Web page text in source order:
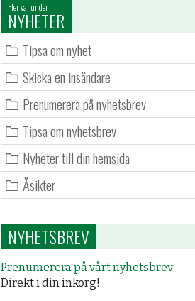
Fler val under
NYHETER
Tipsa om nyhet
Skicka en insändare
Prenumerera på nyhetsbrev
Tipsa om nyhetsbrev
Nyheter till din hemsida
Åsikter
NYHETSBREV
Prenumerera på vårt nyhetsbrev
Direkt i din inkorg!